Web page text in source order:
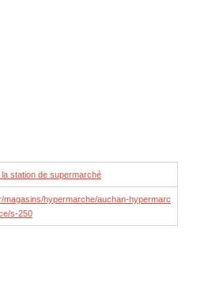
station de supermarché
magasins/hypermarche/auchan-hypermarc
s-250